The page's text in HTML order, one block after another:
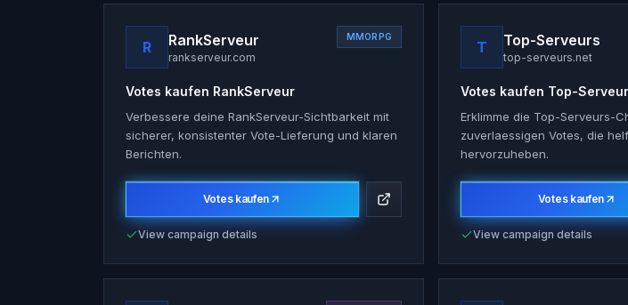
R RankServeur
rankserveur.com
MMORPG
Votes kaufen RankServeur
Verbessere deine RankServeur-Sichtbarkeit mit
sicherer, konsistenter Vote-Lieferung und klaren
Berichten.
Votes kaufen
View campaign details
T Top-Serveurs
top-serveurs.net
Votes kaufen Top-
Erklimme die Top-Serveurs-
zuverlaessigen Votes, die
hervorzuheben.
Votes kaufen
View campaign details